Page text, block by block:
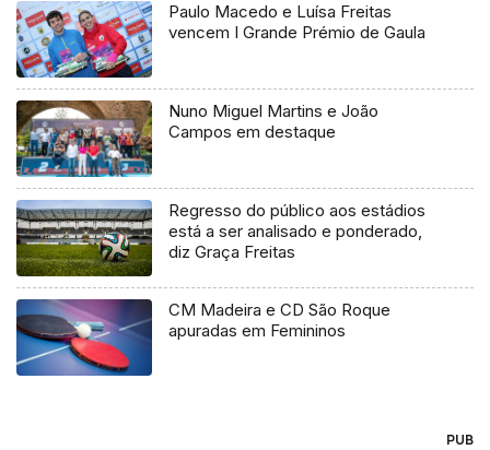
Paulo Macedo e Luísa Freitas
vencem I Grande Prémio de Gaula
Nuno Miguel Martins e João
Campos em destaque
Regresso do público aos estádios
está a ser analisado e ponderado,
diz Graça Freitas
CM Madeira e CD São Roque
apuradas em Femininos
PUB